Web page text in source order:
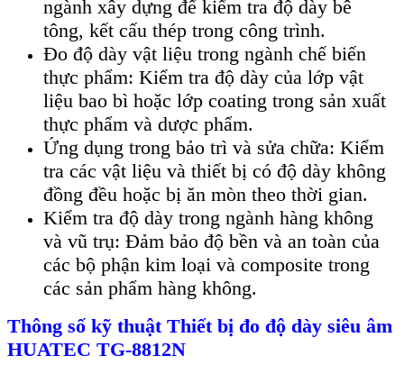
ngành xây dựng để kiểm tra độ dày bê
tông, kết cấu thép trong công trình.
Đo độ dày vật liệu trong ngành chế biến
thực phẩm: Kiểm tra độ dày của lớp vật
liệu bao bì hoặc lớp coating trong sản xuất
thực phẩm và dược phẩm.
Ứng dụng trong bảo trì và sửa chữa: Kiểm
tra các vật liệu và thiết bị có độ dày không
đồng đều hoặc bị ăn mòn theo thời gian.
Kiểm tra độ dày trong ngành hàng không
và vũ trụ: Đảm bảo độ bền và an toàn của
các bộ phận kim loại và composite trong
các sản phẩm hàng không.
Thông số kỹ thuật Thiết bị đo độ dày siêu âm
HUATEC TG-8812N